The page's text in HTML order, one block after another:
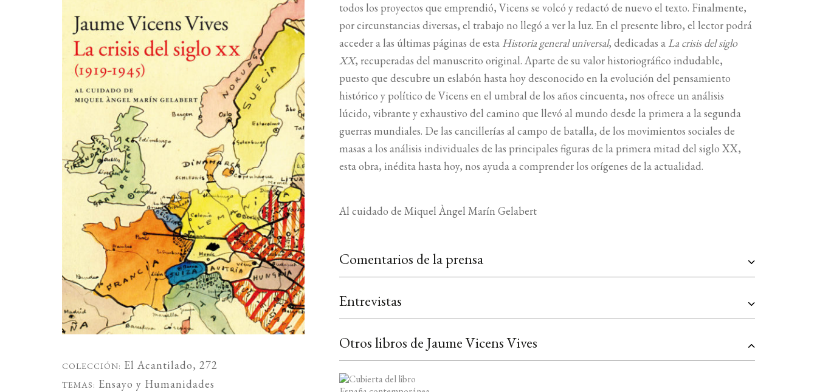
COLECCIÓN: El Acantilado, 272
TEMAS: Ensayo y Humanidades
todos los proyectos que emprendió, Vicens se volcó y redactó de nuevo el texto. Finalmente,
por circunstancias diversas, el trabajo no llegó a ver la luz. En el presente libro, el lector podrá
acceder a las últimas páginas de esta Historia general universal, dedicadas a La crisis del siglo
XX, recuperadas del manuscrito original. Aparte de su valor historiográfico indudable,
puesto que descubre un eslabón hasta hoy desconocido en la evolución del pensamiento
histórico y político de Vicens en el umbral de los años cincuenta, nos ofrece un análisis
lúcido, vibrante y exhaustivo del camino que llevó al mundo desde la primera a la segunda
guerras mundiales. De las cancillerías al campo de batalla, de los movimientos sociales de
masas a los análisis individuales de las principales figuras de la primera mitad del siglo XX,
esta obra, inédita hasta hoy, nos ayuda a comprender los orígenes de la actualidad.
Al cuidado de Miquel Àngel Marín Gelabert
Comentarios de la prensa
Entrevistas
Otros libros de Jaume Vicens Vives